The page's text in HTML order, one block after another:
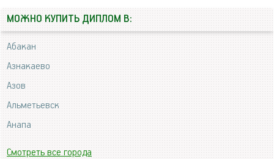
МОЖНО КУПИТЬ ДИПЛОМ В:
Абакан
Азнакаево
Азов
Альметьевск
Анапа
Смотреть все города